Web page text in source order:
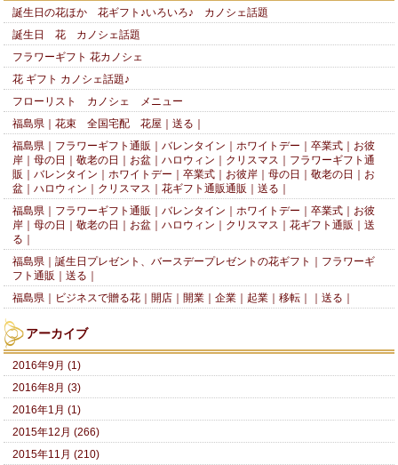
誕生日の花ほか 花ギフト♪いろいろ♪ カノシェ話題
誕生日 花 カノシェ話題
フラワーギフト 花カノシェ
花 ギフト カノシェ話題♪
フローリスト カノシェ メニュー
福島県｜花束 全国宅配 花屋｜送る｜
福島県｜フラワーギフト通販｜バレンタイン｜ホワイトデー｜卒業式｜お彼
岸｜母の日｜敬老の日｜お盆｜ハロウィン｜クリスマス｜フラワーギフト通
販｜バレンタイン｜ホワイトデー｜卒業式｜お彼岸｜母の日｜敬老の日｜お
盆｜ハロウィン｜クリスマス｜花ギフト通販通販｜送る｜
福島県｜フラワーギフト通販｜バレンタイン｜ホワイトデー｜卒業式｜お彼
岸｜母の日｜敬老の日｜お盆｜ハロウィン｜クリスマス｜花ギフト通販｜送
る｜
福島県｜誕生日プレゼント、バースデープレゼントの花ギフト｜フラワーギ
フト通販｜送る｜
福島県｜ビジネスで贈る花｜開店｜開業｜企業｜起業｜移転｜｜送る｜
アーカイブ
2016年9月 (1)
2016年8月 (3)
2016年1月 (1)
2015年12月 (266)
2015年11月 (210)